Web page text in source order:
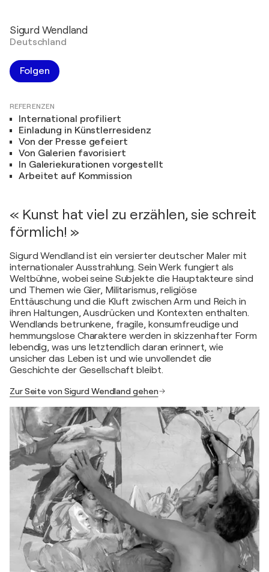
Sigurd Wendland
Deutschland
Folgen
REFERENZEN
International profiliert
Einladung in Künstlerresidenz
Von der Presse gefeiert
Von Galerien favorisiert
In Galeriekurationen vorgestellt
Arbeitet auf Kommission
« Kunst hat viel zu erzählen, sie schreit
förmlich! »
Sigurd Wendland ist ein versierter deutscher Maler mit
internationaler Ausstrahlung. Sein Werk fungiert als
Weltbühne, wobei seine Subjekte die Hauptakteure sind
und Themen wie Gier, Militarismus, religiöse
Enttäuschung und die Kluft zwischen Arm und Reich in
ihren Haltungen, Ausdrücken und Kontexten enthalten.
Wendlands betrunkene, fragile, konsumfreudige und
hemmungslose Charaktere werden in skizzenhafter Form
lebendig, was uns letztendlich daran erinnert, wie
unsicher das Leben ist und wie unvollendet die
Geschichte der Gesellschaft bleibt.
Zur Seite von Sigurd Wendland gehen